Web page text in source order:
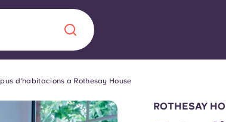
d'habitacions a Rothesay House
ROTHESAY